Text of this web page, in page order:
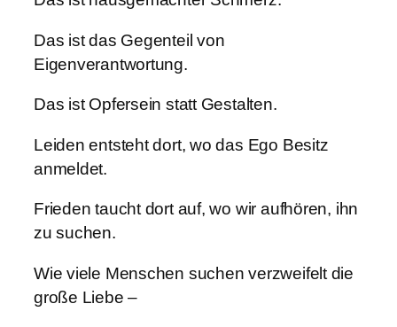
Das ist das Gegenteil von
Eigenverantwortung.
Das ist Opfersein statt Gestalten.
Leiden entsteht dort, wo das Ego Besitz
anmeldet.
Frieden taucht dort auf, wo wir aufhören, ihn
zu suchen.
Wie viele Menschen suchen verzweifelt die
große Liebe –